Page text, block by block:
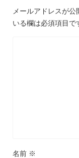
メールアドレスが公
いる欄は必須項目で
名前 ※